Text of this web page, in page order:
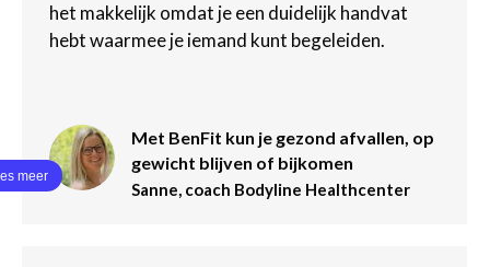
het makkelijk omdat je een duidelijk handvat
hebt waarmee je iemand kunt begeleiden.
Met BenFit kun je gezond afvallen, op
gewicht blijven of bijkomen
Sanne, coach Bodyline Healthcenter